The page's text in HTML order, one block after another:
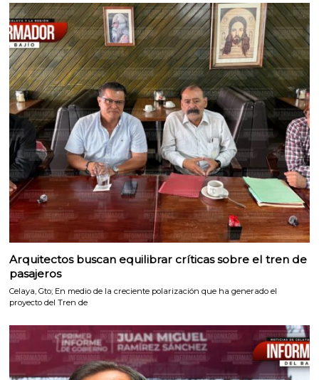
Arquitectos buscan equilibrar críticas sobre el tren de
pasajeros
Celaya, Gto; En medio de la creciente polarización que ha generado el
proyecto del Tren de